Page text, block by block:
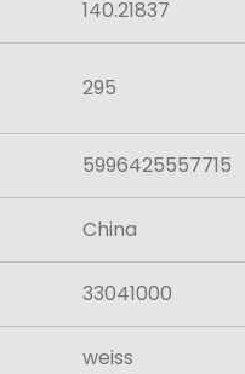
140.21837
295
5996425557715
China
33041000
weiss